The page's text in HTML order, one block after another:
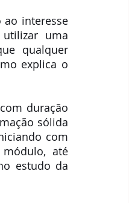
interesse
uma
qualquer
explica o
duração
sólida
com
até
estudo da